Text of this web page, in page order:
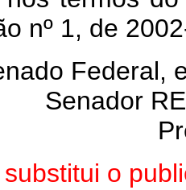
nº 1, de
Federal,
Senador
o